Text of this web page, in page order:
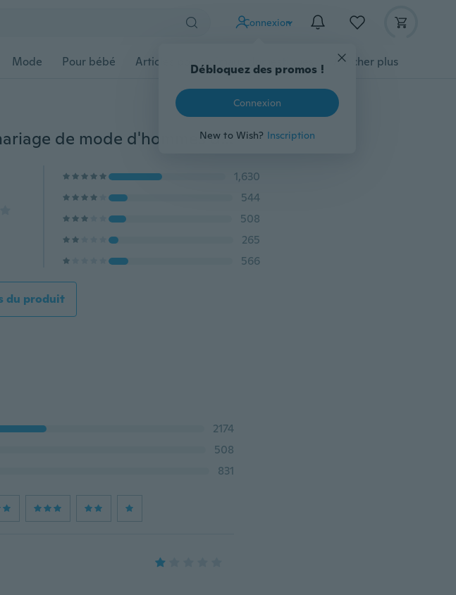
Connexion
Débloquez des promos !
Connexion
New to Wish? Inscription
Mode Pour bébé Articles pour animaux domestiques Afficher plus
Bijoux de bague de fiançailles de mariage de mode d'hommes d'affaires
1,630
544
508
265
566
du produit
2174
508
831